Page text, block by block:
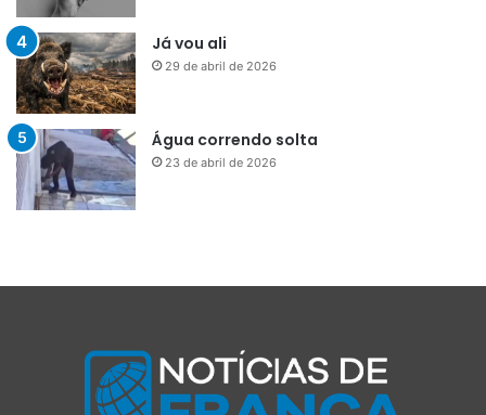
Já vou ali
29 de abril de 2026
Água correndo solta
23 de abril de 2026